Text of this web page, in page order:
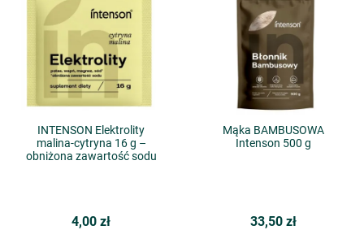
INTENSON Elektrolity
malina-cytryna 16 g –
obniżona zawartość sodu
4,00 zł
Mąka BAMBUSOWA
Intenson 500 g
33,50 zł